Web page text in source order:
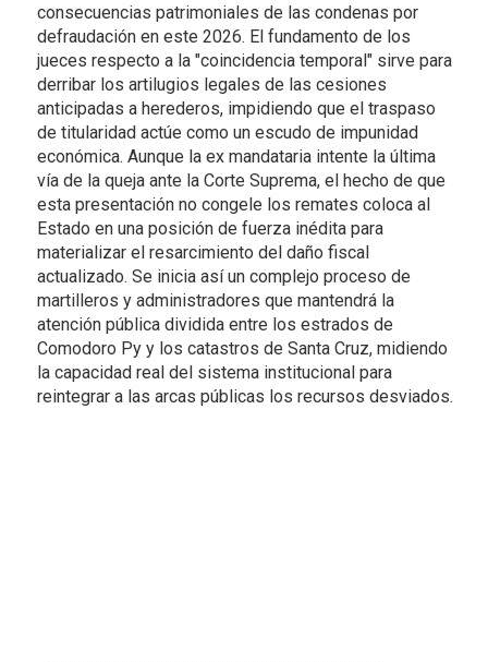
consecuencias patrimoniales de las condenas por
defraudación en este 2026. El fundamento de los
jueces respecto a la "coincidencia temporal" sirve para
derribar los artilugios legales de las cesiones
anticipadas a herederos, impidiendo que el traspaso
de titularidad actúe como un escudo de impunidad
económica. Aunque la ex mandataria intente la última
vía de la queja ante la Corte Suprema, el hecho de que
esta presentación no congele los remates coloca al
Estado en una posición de fuerza inédita para
materializar el resarcimiento del daño fiscal
actualizado. Se inicia así un complejo proceso de
martilleros y administradores que mantendrá la
atención pública dividida entre los estrados de
Comodoro Py y los catastros de Santa Cruz, midiendo
la capacidad real del sistema institucional para
reintegrar a las arcas públicas los recursos desviados.